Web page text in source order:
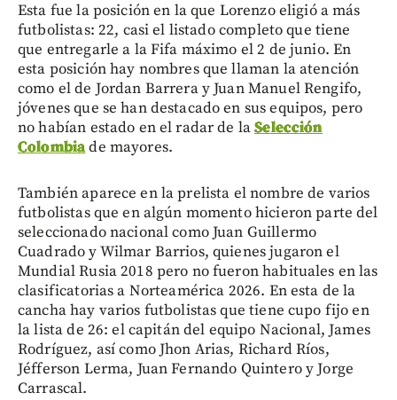
Esta fue la posición en la que Lorenzo eligió a más
futbolistas: 22, casi el listado completo que tiene
que entregarle a la Fifa máximo el 2 de junio. En
esta posición hay nombres que llaman la atención
como el de Jordan Barrera y Juan Manuel Rengifo,
jóvenes que se han destacado en sus equipos, pero
no habían estado en el radar de laSelección
Colombiade mayores.
También aparece en la prelista el nombre de varios
futbolistas que en algún momento hicieron parte del
seleccionado nacional como Juan Guillermo
Cuadrado y Wilmar Barrios, quienes jugaron el
Mundial Rusia 2018 pero no fueron habituales en las
clasificatorias a Norteamérica 2026. En esta de la
cancha hay varios futbolistas que tiene cupo fijo en
la lista de 26: el capitán del equipo Nacional, James
Rodríguez, así como Jhon Arias, Richard Ríos,
Jéfferson Lerma, Juan Fernando Quintero y Jorge
Carrascal.